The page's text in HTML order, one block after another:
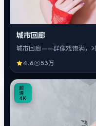
城市回廊
城市回廊——群像戏饱满，
4.6 53万
超
清
4K